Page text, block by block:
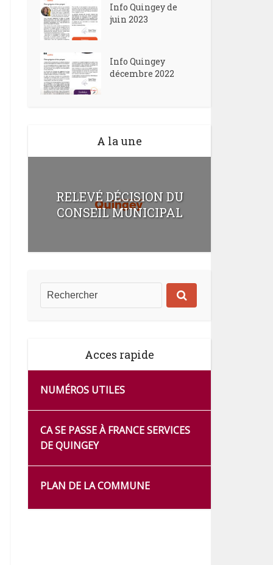
Info Quingey de
juin 2023
Info Quingey
décembre 2022
A la une
RELEVÉ DÉCISION DU
CONSEIL MUNICIPAL
Acces rapide
NUMÉROS UTILES
CA SE PASSE À FRANCE SERVICES
DE QUINGEY
PLAN DE LA COMMUNE